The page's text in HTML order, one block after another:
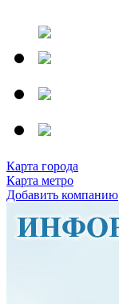
Карта города
Карта метро
Добавить компанию